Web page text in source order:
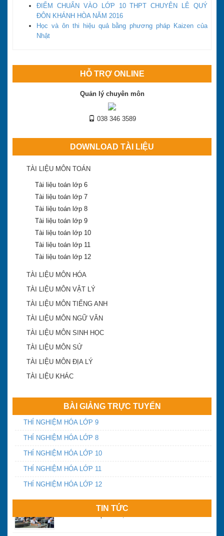
ĐIỂM CHUẨN VÀO LỚP 10 THPT CHUYÊN LÊ QUÝ
ĐÔN KHÁNH HÒA NĂM 2016
Học và ôn thi hiệu quả bằng phương pháp Kaizen của
Nhật
HỖ TRỢ ONLINE
Quản lý chuyên môn
038 346 3589
DOWNLOAD TÀI LIỆU
TÀI LIỆU MÔN TOÁN
Tài liệu toán lớp 6
Tài liệu toán lớp 7
Tài liệu toán lớp 8
Tài liệu toán lớp 9
Tài liệu toán lớp 10
Tài liệu toán lớp 11
Tài liệu toán lớp 12
TÀI LIỆU MÔN HÓA
TÀI LIỆU MÔN VẬT LÝ
TÀI LIỆU MÔN TIẾNG ANH
TÀI LIỆU MÔN NGỮ VĂN
TÀI LIỆU MÔN SINH HỌC
TÀI LIỆU MÔN SỬ
TÀI LIỆU MÔN ĐỊA LÝ
TÀI LIỆU KHÁC
BÀI GIẢNG TRỰC TUYẾN
THÍ NGHIỆM HÓA LỚP 9
THÍ NGHIỆM HÓA LỚP 8
THÍ NGHIỆM HÓA LỚP 10
THÍ NGHIỆM HÓA LỚP 11
THÍ NGHIỆM HÓA LỚP 12
TIN TỨC
Khánh Hòa công bố điểm trúng tuyển lớp 10 công
lập 2018-2019
ĐA TRÍ THÔNG MINH
Điểm chuẩn vào lớp 10 Khánh Hòa năm 2016
Yêu cầu chấn chỉnh dạy thêm, học thêm và tựu
Ngày thứ 2 và 3 kỳ thi THPT quốc gia năm 2016: